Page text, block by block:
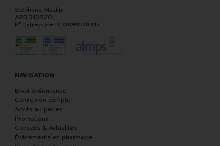
Stéphane Mazilu
APB 212020
N° Entreprise BE0898538417
NAVIGATION
Envoi ordonnance
Connexion compte
Accès au panier
Promotions
Conseils & Actualités
Événements en pharmacie